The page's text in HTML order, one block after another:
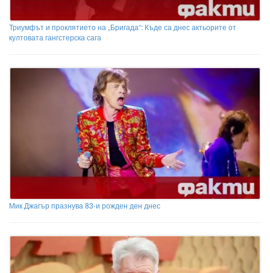
Триумфът и проклятието на „Бригада“: Къде са днес актьорите от
култовата гангстерска сага
Мик Джагър празнува 83-и рожден ден днес